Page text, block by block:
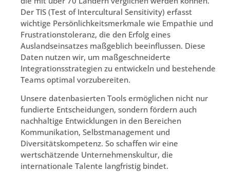
Der TIS (Test of Intercultural Sensitivity) erfasst
wichtige Persönlichkeitsmerkmale wie Empathie und
Frustrationstoleranz, die den Erfolg eines
Auslandseinsatzes maßgeblich beeinflussen. Diese
Daten nutzen wir, um maßgeschneiderte
Integrationsstrategien zu entwickeln und bestehende
Teams optimal vorzubereiten.
Unsere datenbasierten Tools ermöglichen nicht nur
fundierte Entscheidungen, sondern fördern auch
nachhaltige Entwicklungen in den Bereichen
Kommunikation, Selbstmanagement und
Diversitätskompetenz. So schaffen wir eine
wertschätzende Unternehmenskultur, die
internationale Talente langfristig bindet.